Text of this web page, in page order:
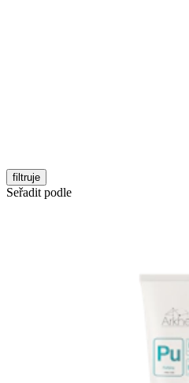
filtruje
Seřadit podle